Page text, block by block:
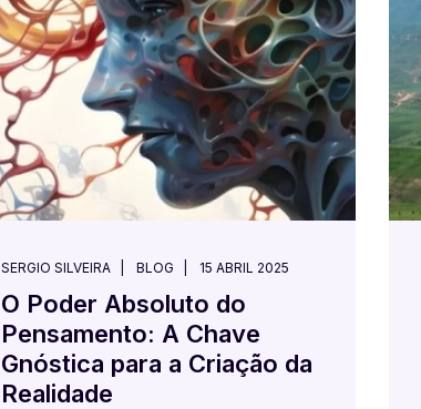
SERGIO SILVEIRA BLOG 15 ABRIL 2025
O Poder Absoluto do
Pensamento: A Chave
Gnóstica para a Criação da
Realidade